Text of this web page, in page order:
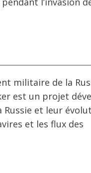
militaire de la
est un projet
Russie et leur
et les flux des